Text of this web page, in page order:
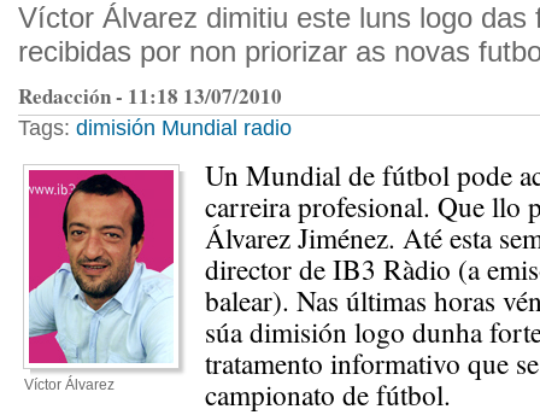
Víctor Álvarez dimitiu este luns logo das
recibidas por non priorizar as novas
Redacción - 11:18 13/07/2010
Tags: dimisión Mundial radio
Víctor Álvarez
Un Mundial de fútbol pode
carreira profesional. Que llo
Álvarez Jiménez. Até esta
director de IB3 Ràdio (a
balear). Nas últimas horas
súa dimisión logo dunha
tratamento informativo que
campionato de fútbol.